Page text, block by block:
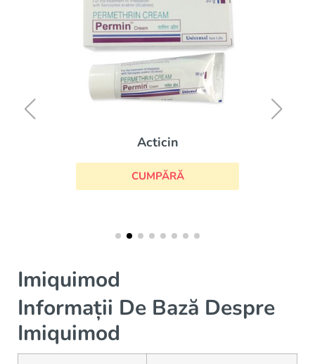
Acticin
CUMPĂRĂ
Imiquimod
Informații De Bază Despre
Imiquimod